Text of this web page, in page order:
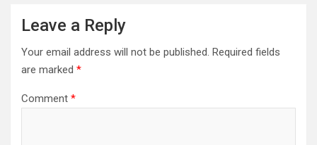
Leave a Reply
Your email address will not be published. Required fields
are marked *
Comment *